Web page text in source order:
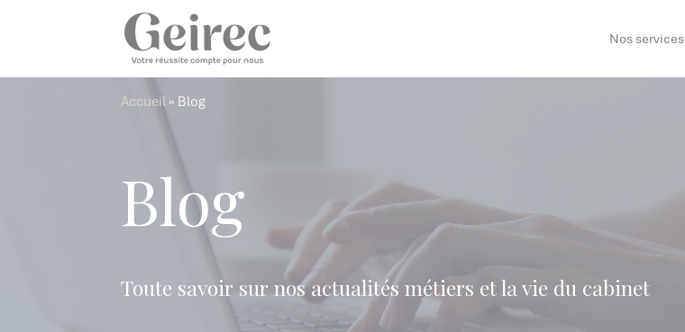
Nos services
Blog
Toute savoir sur nos actualités métiers et la vie du cabinet
Accueil» Blog
Panneau de gestion des cookies